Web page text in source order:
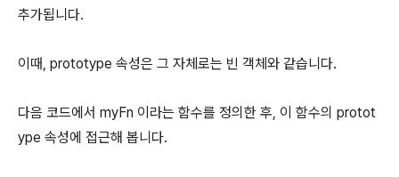
추가됩니다.
이때, prototype 속성은 그 자체로는 빈 객체와 같습니다.
다음 코드에서 myFn 이라는 함수를 정의한 후, 이 함수의 protot
ype 속성에 접근해 봅니다.